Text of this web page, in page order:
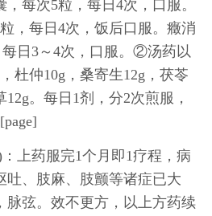
每次5粒，每日4次，口服。
，每日4次，饭后口服。癥消
日3～4次，口服。②汤药以
杜仲10g，桑寄生12g，茯苓
。每日1剂，分2次煎服，
药服完1个月即1疗程，病
吐、肢麻、肢颤等诸症已大
脉弦。效不更方，以上方药续